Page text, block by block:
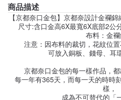
商品描述
【京都奈口金包】京都奈設計金襴
尺寸:含口金高6X最寬6X底部2公
布料：金
注意：因布料的裁切，花紋位
可放入銅板、錢母、耳
京都奈口金包的每一樣作品，
每一年有365天，而每一天的時時
樣，
成為不可替代的「